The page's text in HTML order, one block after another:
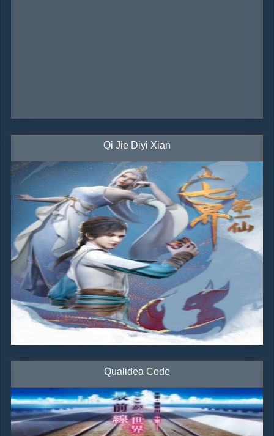
Qi Jie Diyi Xian
Qualidea Code